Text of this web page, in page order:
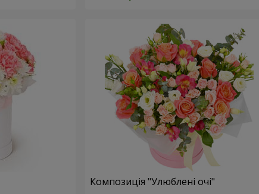
Композиція "Улюблені очі"